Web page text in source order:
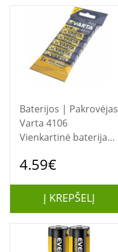
Baterijos | Pakrovėjas
Varta 4106
Vienkartinė baterija
4.59€
Į KREPŠELĮ